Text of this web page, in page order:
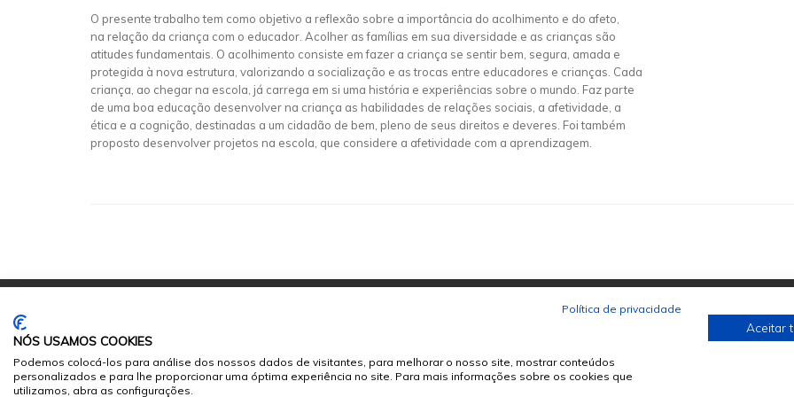
O presente trabalho tem como objetivo a reflexão sobre a importância do acolhimento e do afeto,
na relação da criança com o educador. Acolher as famílias em sua diversidade e as crianças são
atitudes fundamentais. O acolhimento consiste em fazer a criança se sentir bem, segura, amada e
protegida à nova estrutura, valorizando a socialização e as trocas entre educadores e crianças. Cada
criança, ao chegar na escola, já carrega em si uma história e experiências sobre o mundo. Faz parte
de uma boa educação desenvolver na criança as habilidades de relações sociais, a afetividade, a
ética e a cognição, destinadas a um cidadão de bem, pleno de seus direitos e deveres. Foi também
proposto desenvolver projetos na escola, que considere a afetividade com a aprendizagem.
© 2026Sumários.org. Todos os Direitos Reservados
Desenvolvido por
Política de privacidade
NÓS USAMOS COOKIES
Podemos colocá-los para análise dos nossos dados de visitantes, para melhorar o nosso site, mostrar conteúdos
personalizados e para lhe proporcionar uma óptima experiência no site. Para mais informações sobre os cookies que
utilizamos, abra as configurações.
Aceitar